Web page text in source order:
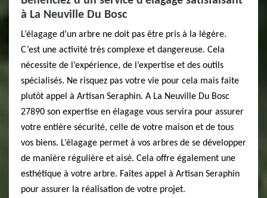
à La Neuville Du Bosc
L’élagage d’un arbre ne doit pas être pris à la légère.
C’est une activité très complexe et dangereuse. Cela
nécessite de l’expérience, de l’expertise et des outils
spécialisés. Ne risquez pas votre vie pour cela mais faite
plutôt appel à Artisan Seraphin. A La Neuville Du Bosc
27890 son expertise en élagage vous servira pour assurer
votre entière sécurité, celle de votre maison et de tous
vos biens. L’élagage permet à vos arbres de se développer
de manière régulière et aisé. Cela offre également une
esthétique à votre arbre. Faites appel à Artisan Seraphin
pour assurer la réalisation de votre projet.